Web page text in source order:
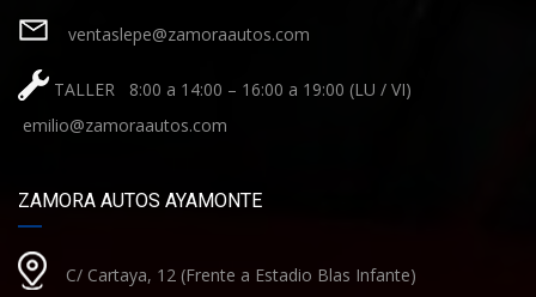
ventaslepe@zamoraautos.com
TALLER 8:00 a 14:00 – 16:00 a 19:00 (LU / VI)
emilio@zamoraautos.com
ZAMORA AUTOS AYAMONTE
C/ Cartaya, 12 (Frente a Estadio Blas Infante)